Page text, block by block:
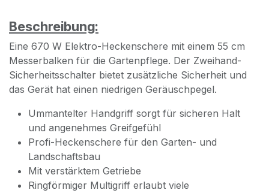
Beschreibung:
Eine 670 W Elektro-Heckenschere mit einem 55 cm
Messerbalken für die Gartenpflege. Der Zweihand-
Sicherheitsschalter bietet zusätzliche Sicherheit und
das Gerät hat einen niedrigen Geräuschpegel.
Ummantelter Handgriff sorgt für sicheren Halt
und angenehmes Greifgefühl
Profi-Heckenschere für den Garten- und
Landschaftsbau
Mit verstärktem Getriebe
Ringförmiger Multigriff erlaubt viele